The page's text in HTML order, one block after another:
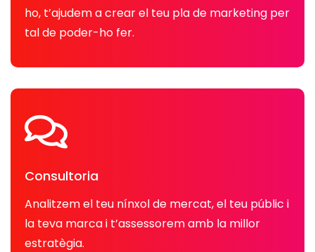
ho, t’ajudem a crear el teu pla de marketing per
tal de poder-ho fer.
Consultoria
Analitzem el teu nínxol de mercat, el teu públic i
la teva marca i t’assessorem amb la millor
estratègia.